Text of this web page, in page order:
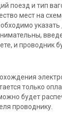
поезд и тип
мест на
указать
и проводник
только
будет
проводнику.